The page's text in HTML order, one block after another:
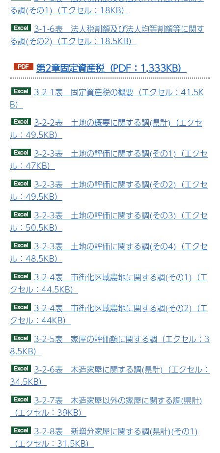
る調(その1)（エクセル：18KB）
3-1-6表 法人税割額及び法人均等割額等に関す
る調(その2)（エクセル：18.5KB）
第2章固定資産税（PDF：1,333KB）
3-2-1表 固定資産税の概要（エクセル：41.5K
B）
3-2-2表 土地の概要に関する調(県計)（エクセ
ル：49.5KB）
3-2-3表 土地の評価に関する調(その1)（エクセ
ル：47KB）
3-2-3表 土地の評価に関する調(その2)（エクセ
ル：49.5KB）
3-2-3表 土地の評価に関する調(その3)（エクセ
ル：50.5KB）
3-2-3表 土地の評価に関する調(その4)（エクセ
ル：48.5KB）
3-2-4表 市街化区域農地に関する調(その1)（エ
クセル：44.5KB）
3-2-4表 市街化区域農地に関する調(その2)（エ
クセル：44KB）
3-2-5表 家屋の評価額に関する調（エクセル：3
8.5KB）
3-2-6表 木造家屋に関する調(県計)（エクセル：
34.5KB）
3-2-7表 木造家屋以外の家屋に関する調(県計)
（エクセル：39KB）
3-2-8表 新増分家屋に関する調(県計)(その1)
（エクセル：31.5KB）